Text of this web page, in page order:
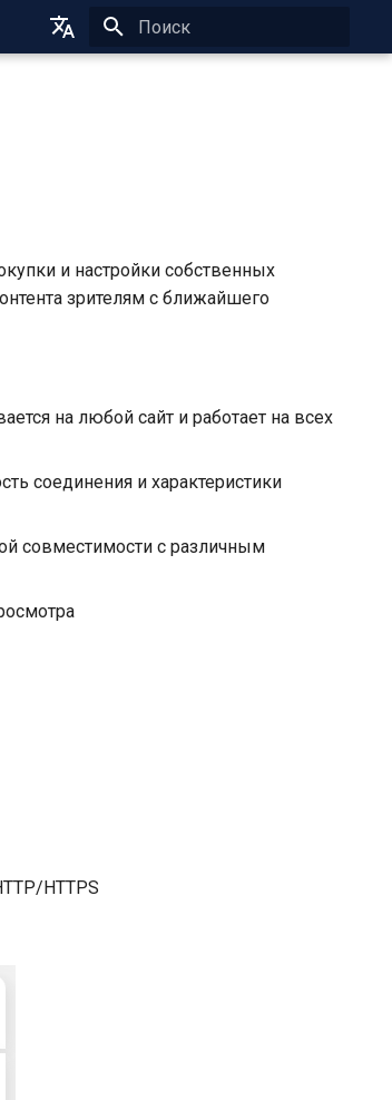
и настройки собственных
зрителям с ближайшего
на любой сайт и работает на всех
соединения и характеристики
совместимости с различным
HTTPS